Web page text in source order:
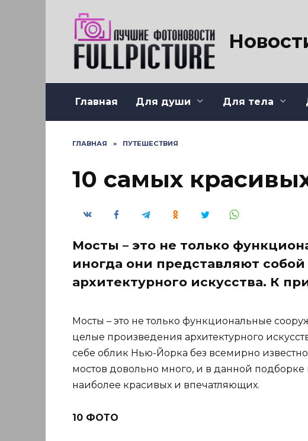
Главная Для души Для тела
ГЛАВНАЯ » ПУТЕШЕСТВИЯ
10 самых
Мосты – это не только
иногда они представляют
архитектурного искусства. К
Мосты – это не только функциональные
целые произведения архитектурного
себе облик Нью-Йорка без всемирно
мостов довольно много, и в данной подборке
наиболее красивых и впечатляющих.
10 ФОТО